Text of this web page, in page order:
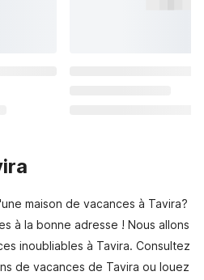
maison de vacances à Tavira?
à la bonne adresse ! Nous allons
inoubliables à Tavira. Consultez
de vacances de Tavira ou louez